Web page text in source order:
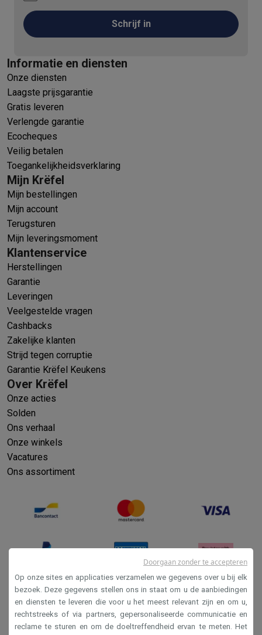
Schrijf in
Informatie en diensten
Onze diensten
Laagste prijsgarantie
Gratis leveren
Verlengde garantie
Ecocheques
Veilig betalen
Toegankelijkheidsverklaring
Mijn Krëfel
Mijn bestellingen
Mijn account
Terugsturen
Mijn leveringsmoment
Klantenservice
Herstellingen
Garantie
Leveringen
Veelgestelde vragen
Cashbacks
Zakelijke klanten
Strijd tegen corruptie
Garantie Krëfel Keukens
Over Krëfel
Onze acties
Solden
Ons verhaal
Onze winkels
Vacatures
Ons assortiment
Verkoopsvoorwaarden
Privacy
Op onze sites en applicaties verzamelen we gegevens over u bij elk
bezoek. Deze gegevens stellen ons in staat om u de aanbiedingen
en diensten te leveren die voor u het meest relevant zijn en om u,
rechtstreeks of via partners, gepersonaliseerde communicatie en
reclame te sturen en om de doeltreffendheid ervan te meten. Het
Doorgaan zonder te accepteren